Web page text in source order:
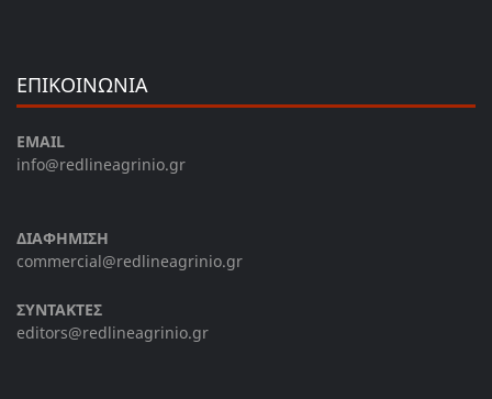
ΕΠΙΚΟΙΝΩΝΙΑ
EMAIL
info@redlineagrinio.gr
ΔΙΑΦΗΜΙΣΗ
commercial@redlineagrinio.gr
ΣΥΝΤΑΚΤΕΣ
editors@redlineagrinio.gr